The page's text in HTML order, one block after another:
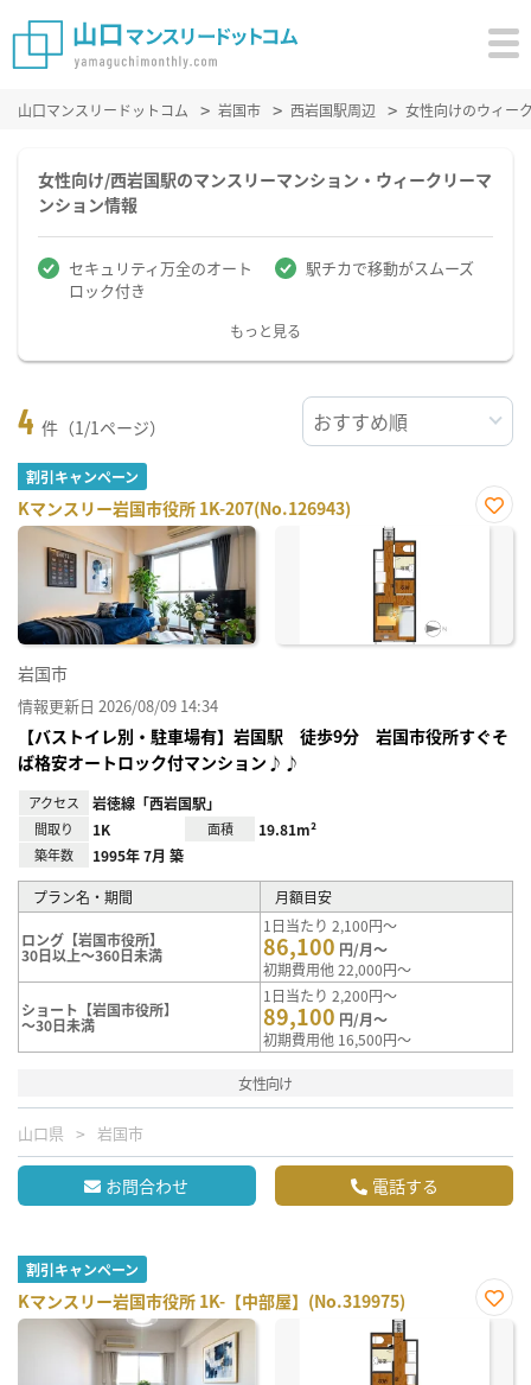
山口マンスリードットコム 岩国市 西岩国駅周辺 女性向けのウィー
女性向け/西岩国駅のマンスリーマンション・ウィークリーマ
ンション情報
セキュリティ万全のオート
ロック付き
駅チカで移動がスムーズ
もっと見る
4 件（1/1ページ）
割引キャンペーン
Kマンスリー岩国市役所 1K-207(No.126943)
お気
岩国市
情報更新日 2026/08/09 14:34
【バストイレ別・駐車場有】岩国駅 徒歩9分 岩国市役所すぐそ
ば格安オートロック付マンション♪♪
アクセス 岩徳線「西岩国駅」
間取り 1K 面積 19.81m²
築年数 1995年 7月 築
プラン名・期間 月額目安
ロング【岩国市役所】
30日以上～360日未満
1日当たり 2,100円～
86,100 円/月～
初期費用他 22,000円～
ショート【岩国市役所】
～30日未満
1日当たり 2,200円～
89,100 円/月～
初期費用他 16,500円～
女性向け
山口県 岩国市
お問合わせ 電話する
割引キャンペーン
Kマンスリー岩国市役所 1K-【中部屋】(No.319975)
お気